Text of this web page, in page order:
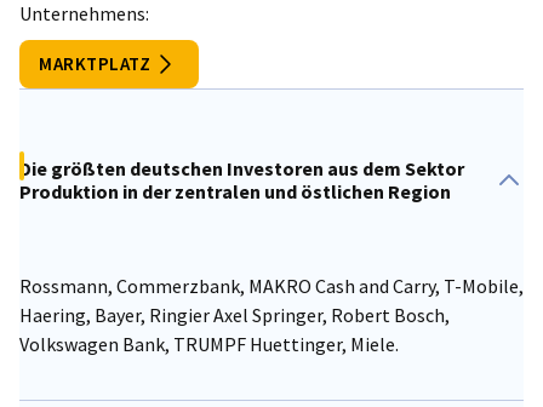
Unternehmens:
MARKTPLATZ
Die größten deutschen Investoren aus dem Sektor
Produktion in der zentralen und östlichen Region
Rossmann, Commerzbank, MAKRO Cash and Carry, T-Mobile,
Haering, Bayer, Ringier Axel Springer, Robert Bosch,
Volkswagen Bank, TRUMPF Huettinger, Miele.